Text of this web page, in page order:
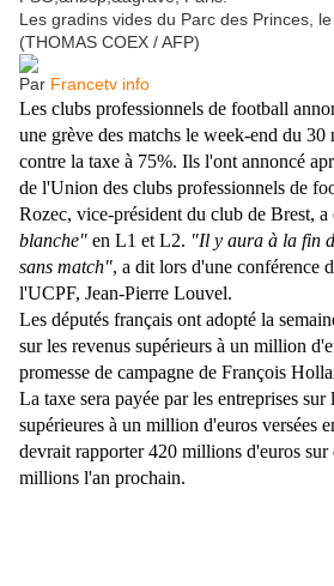
Les gradins vides du Parc des Princes,
(THOMAS COEX / AFP)
Par Francetv info
Les clubs professionnels de football
une grève des matchs le week-end du 30
contre la taxe à 75%. Ils l'ont annoncé
de l'Union des clubs professionnels de
Rozec, vice-président du club de Brest, a
blanche" en L1 et L2. "Il y aura à la fin
sans match", a dit lors d'une conférence
l'UCPF, Jean-Pierre Louvel.
Les députés français ont adopté la
sur les revenus supérieurs à un million
promesse de campagne de François
La taxe sera payée par les entreprises sur
supérieures à un million d'euros versées
devrait rapporter 420 millions d'euros sur
millions l'an prochain.